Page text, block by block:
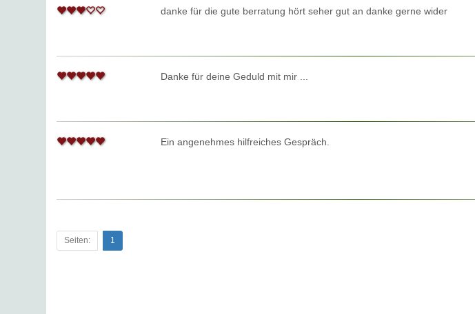
danke für die gute berratung hört seher gut an danke gerne wider
Danke für deine Geduld mit mir ...
Ein angenehmes hilfreiches Gespräch.
Seiten: 1